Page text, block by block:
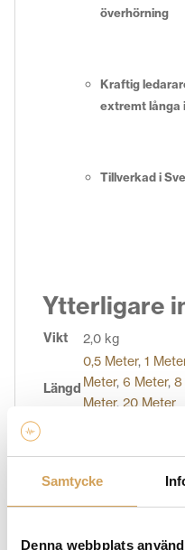
Samtycke
Denna webbplats
överhörning
Kraftig
extremt långa
Tillverkad i
Ytterligare
Vikt 2,0 kg
Längd
0,5 Meter, 1
Meter, 6 Meter, 8
Meter, 20 Meter
Varumärke